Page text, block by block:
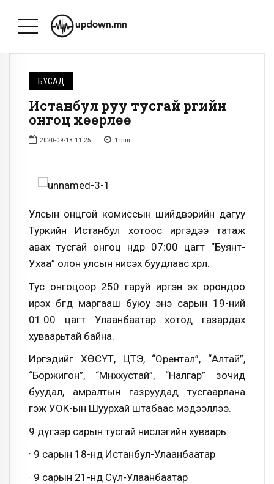
БУСАД
Истанбул руу тусгай үүргийн
онгоц хөөрлөө
2020-09-18 11:25 1 min
Улсын онцгой комиссын шийдвэрийн дагуу
Туркийн Истанбул хотоос иргэдээ татаж
авах тусгай онгоц өнөөдөр 07:00 цагт “Буянт-
Ухаа” олон улсын нисэх буудлаас хөөрлөө.
Тус онгоцоор 250 гаруй иргэн эх орондоо
ирэх бөгөөд маргааш буюу энэ сарын 19-ний
01:00 цагт Улаанбаатар хотод газардах
хуваарьтай байна.
Иргэдийг ХӨСҮТ, ЦТЭ, “Орентал”, “Алтай”,
“Боржигон”, “Мөнххустай”, “Налгар” зочид
буудал, амралтын газруудад тусгаарлана
гэж УОК-ын Шуурхай штабаас мэдээллээ.
9 дүгээр сарын тусгай нислэгийн хуваарь:
· 9 сарын 18-нд Истанбул-Улаанбаатар
· 9 сарын 21-нд Сөүл-Улаанбаатар